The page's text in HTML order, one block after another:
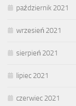
październik 2021
wrzesień 2021
sierpień 2021
lipiec 2021
czerwiec 2021